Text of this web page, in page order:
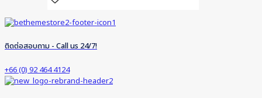
ติดต่อสอบถาม - Call us 24/7!
+66 (0) 92 464 4124